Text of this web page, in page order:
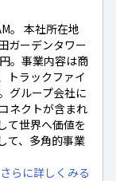
。 本社所在地
ガーデンタワー
。事業内容は商
トラックファイ
グループ会社に
ネクトが含まれ
て世界へ価値を
て、多角的事業
さらに詳しくみる